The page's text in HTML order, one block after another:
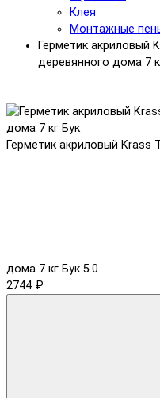
Клея
Монтажные
Герметик акриловый
деревянного дома 7
Герметик акриловый Krass
дома 7 кг Бук 5.0
2744 ₽